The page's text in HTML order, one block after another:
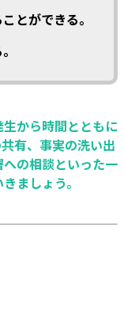
とができる。
から時間とともに
有、事実の洗い出
の相談といった一
ましょう。